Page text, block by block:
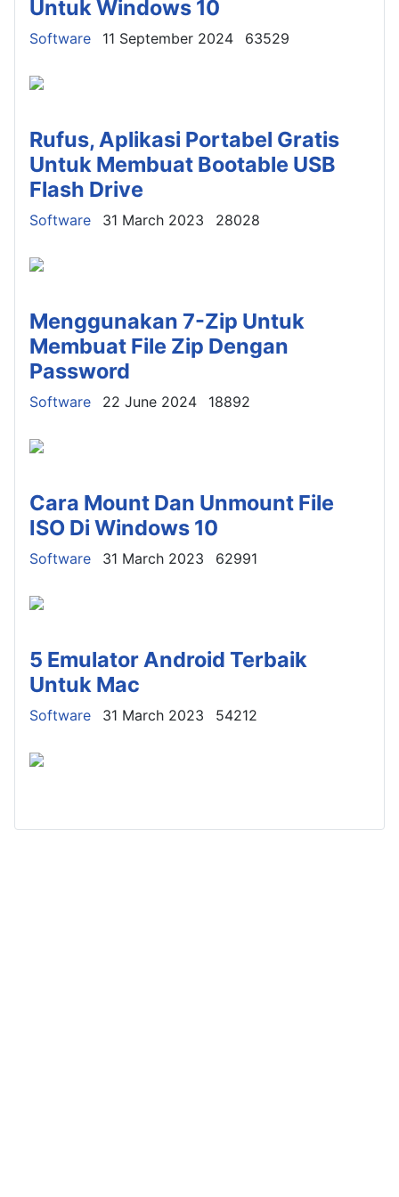
Untuk Windows 10
Details
Software 11 September 2024 63529
Rufus, Aplikasi Portabel Gratis
Untuk Membuat Bootable USB
Flash Drive
Details
Software 31 March 2023 28028
Menggunakan 7-Zip Untuk
Membuat File Zip Dengan
Password
Details
Software 22 June 2024 18892
Cara Mount Dan Unmount File
ISO Di Windows 10
Details
Software 31 March 2023 62991
5 Emulator Android Terbaik
Untuk Mac
Details
Software 31 March 2023 54212